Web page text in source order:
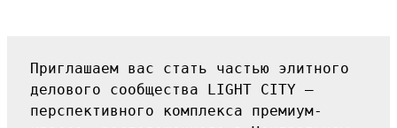
Приглашаем вас стать частью элитного
делового сообщества LIGHT CITY —
перспективного комплекса премиум-